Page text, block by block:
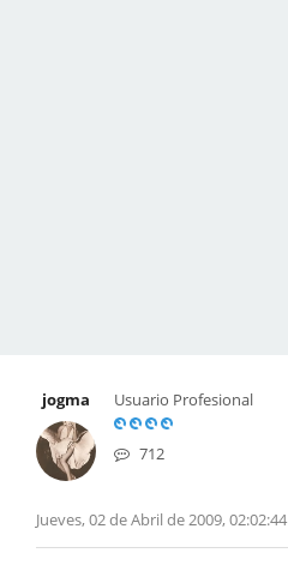
jogma Usuario Profesional
712
Jueves, 02 de Abril de 2009, 02:02:44